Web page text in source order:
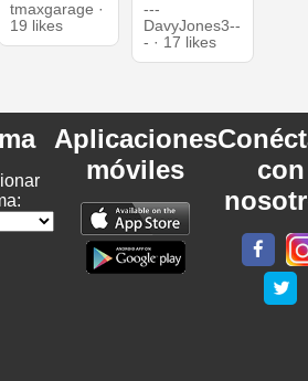
tmaxgarage ·
19 likes
---
DavyJones3--
- · 17 likes
Aplicaciones
móviles
con